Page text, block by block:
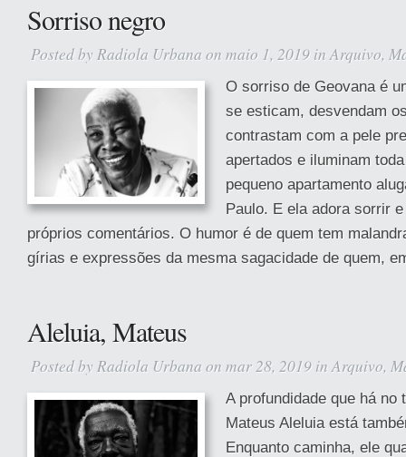
Sorriso negro
Posted by Radiola Urbana on maio 1, 2019 inArquivo,
O sorriso de Geovana é
se esticam, desvendam
contrastam com a pele
apertados e iluminam
pequeno apartamento
Paulo. E ela adora sorrir
próprios comentários. O humor é de quem tem
gírias e expressões da mesma sagacidade de quem,
Aleluia, Mateus
Posted by Radiola Urbana on mar 28, 2019 inArquivo,
A profundidade que há no
Mateus Aleluia está
Enquanto caminha, ele